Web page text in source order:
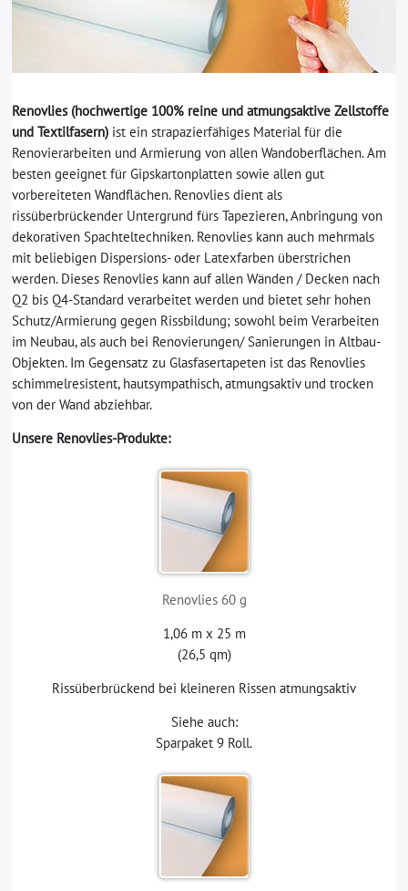
Renovlies (hochwertige 100% reine und atmungsaktive Zellstoffe
und Textilfasern) ist ein strapazierfähiges Material für die
Renovierarbeiten und Armierung von allen Wandoberflächen. Am
besten geeignet für Gipskartonplatten sowie allen gut
vorbereiteten Wandflächen. Renovlies dient als
rissüberbrückender Untergrund fürs Tapezieren, Anbringung von
dekorativen Spachteltechniken. Renovlies kann auch mehrmals
mit beliebigen Dispersions- oder Latexfarben überstrichen
werden. Dieses Renovlies kann auf allen Wänden / Decken nach
Q2 bis Q4-Standard verarbeitet werden und bietet sehr hohen
Schutz/Armierung gegen Rissbildung; sowohl beim Verarbeiten
im Neubau, als auch bei Renovierungen/ Sanierungen in Altbau-
Objekten. Im Gegensatz zu Glasfasertapeten ist das Renovlies
schimmelresistent, hautsympathisch, atmungsaktiv und trocken
von der Wand abziehbar.
Unsere Renovlies-Produkte:
Renovlies 60 g
1,06 m x 25 m
(26,5 qm)
Rissüberbrückend bei kleineren Rissen atmungsaktiv
Siehe auch:
Sparpaket 9 Roll.